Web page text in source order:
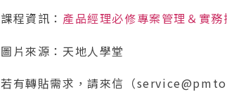
課程資訊： 產品經理必修專案管理＆實
圖片來源：天地人學堂
若有轉貼需求，請來信（